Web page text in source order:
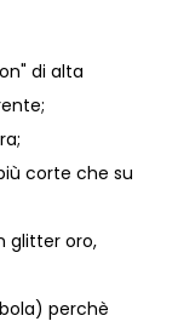
di alta
corte che su
glitter oro,
perchè